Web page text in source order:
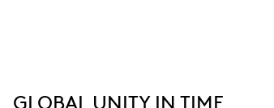
GLOBAL UNITY IN TIME